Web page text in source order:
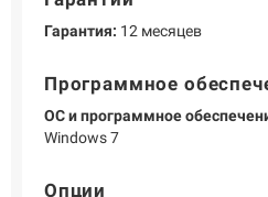
Гарантия: 12 месяцев
Программное
ОС и программное
Windows 7
Опции